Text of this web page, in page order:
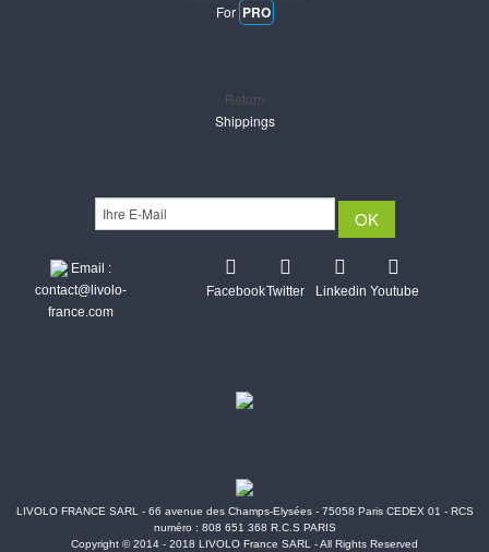
For PRO
Return
Shippings
Email :
contact@livolo-
france.com
FacebookTwitter Linkedin Youtube
LIVOLO FRANCE SARL - 66 avenue des Champs-Elysées - 75058 Paris CEDEX 01 - RCS
numéro : 808 651 368 R.C.S PARIS
Copyright © 2014 - 2018 LIVOLO France SARL - All Rights Reserved